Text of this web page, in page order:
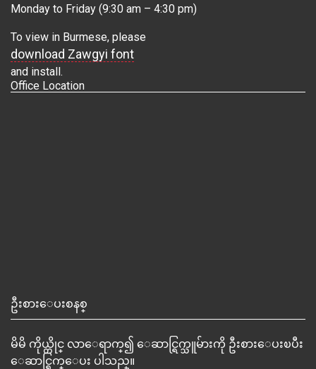
Monday to Friday (9:30 am – 4:30 pm)
To view in Burmese, please
download Zawgyi font
and install.
Office Location
ဦးစားေပးစနစ္
မိမိ ကိုယ္တိုင္ လာေရာက္၍ ေဆာင္ရြက္သူမ်ားကို ဦးစားေပးၿပီး
ေဆာင္ရြက္ေပး ပါသည္။